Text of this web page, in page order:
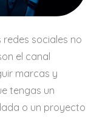
sociales no
el canal
marcas y
tengas un
o un proyecto